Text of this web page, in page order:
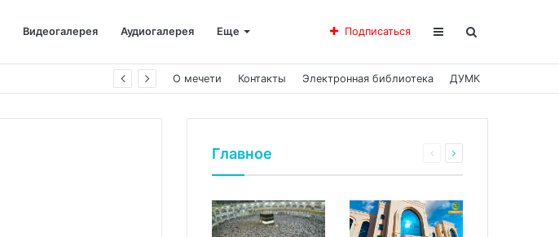
Видеогалерея Аудиогалерея Еще Подписаться
О мечети Контакты Электронная библиотека ДУМК
Главное